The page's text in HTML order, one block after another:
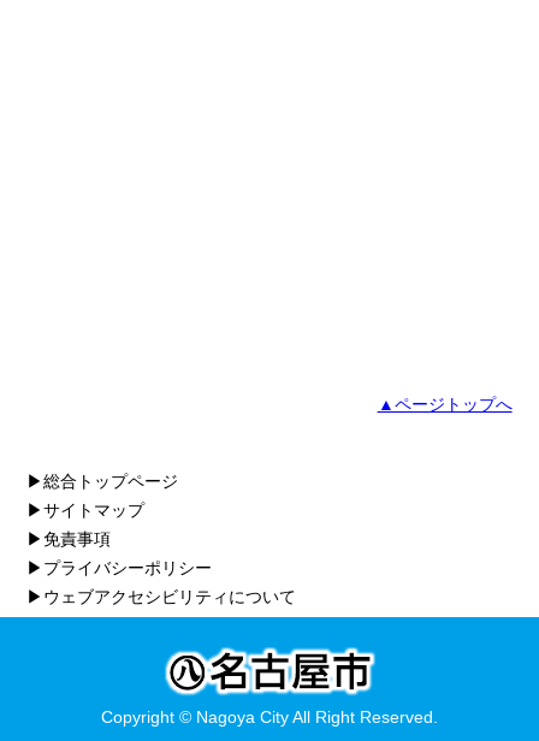
▲ページトップへ
▶総合トップページ
▶サイトマップ
▶免責事項
▶プライバシーポリシー
▶ウェブアクセシビリティについて
Copyright © Nagoya City All Right Reserved.